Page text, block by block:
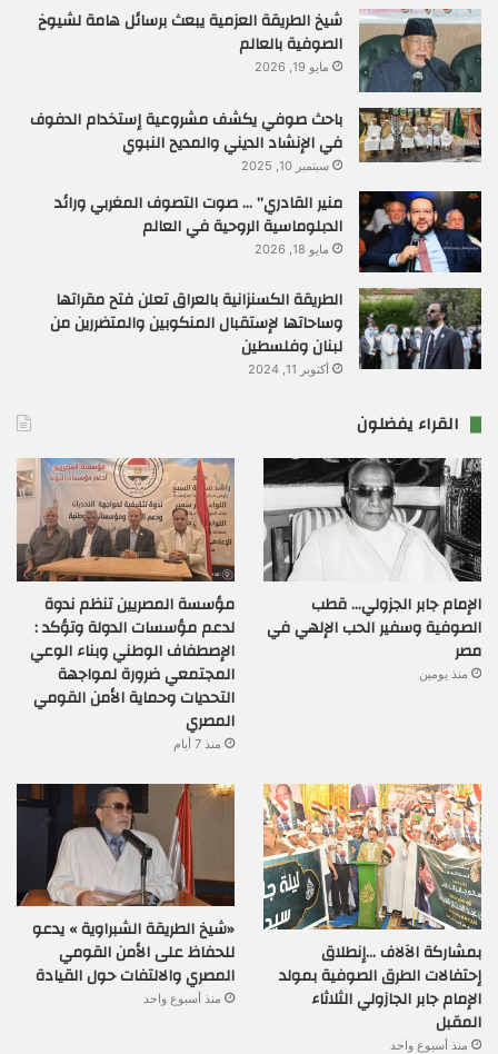
شيخ الطريقة العزمية يبعث برسائل هامة لشيوخ
الصوفية بالعالم
مايو 19, 2026
باحث صوفي يكشف مشروعية إستخدام الدفوف
في الإنشاد الديني والمديح النبوي
سبتمبر 10, 2025
منير القادري” … صوت التصوف المغربي ورائد
الدبلوماسية الروحية في العالم
مايو 18, 2026
الطريقة الكسنزانية بالعراق تعلن فتح مقراتها
وساحاتها لإستقبال المنكوبين والمتضررين من
لبنان وفلسطين
أكتوبر 11, 2024
القراء يفضلون
الإمام جابر الجزولي… قطب
الصوفية وسفير الحب الإلهي في
مصر
منذ يومين
مؤسسة المصريين تنظم ندوة
لدعم مؤسسات الدولة وتؤكد :
الإصطفاف الوطني وبناء الوعي
المجتمعي ضرورة لمواجهة
التحديات وحماية الأمن القومي
المصري
منذ 7 أيام
بمشاركة الآلاف …إنطلاق
إحتفالات الطرق الصوفية بمولد
الإمام جابر الجازولي الثلاثاء
المقبل
منذ أسبوع واحد
«شيخ الطريقة الشبراوية » يدعو
للحفاظ على الأمن القومي
المصري والالتفات حول القيادة
منذ أسبوع واحد